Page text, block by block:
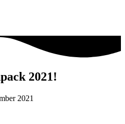
2021!
2021